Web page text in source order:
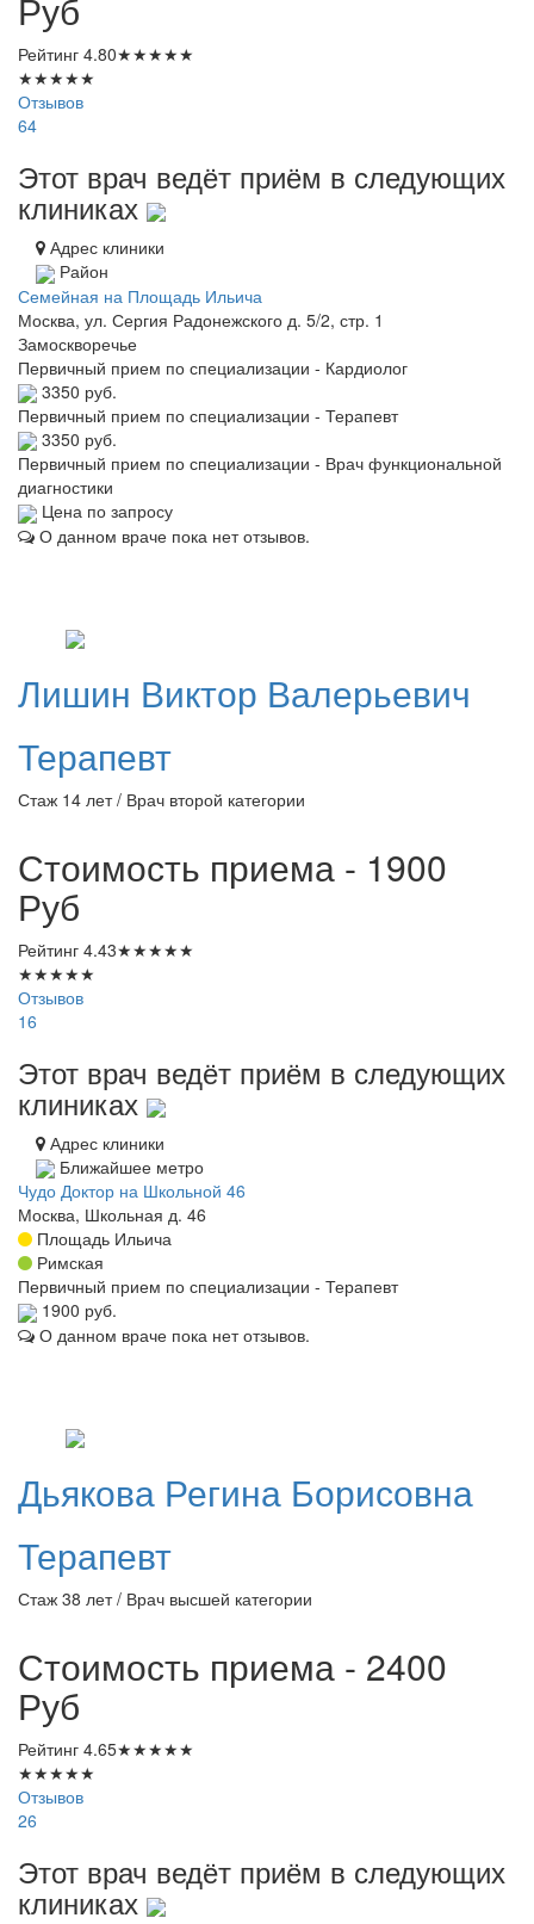
Руб
Рейтинг 4.80★★★★★
★★★★★
Отзывов
64
Этот врач ведёт приём в следующих
клиниках
Адрес клиники
Район
Семейная на Площадь Ильича
Москва, ул. Сергия Радонежского д. 5/2, стр. 1
Замоскворечье
Первичный прием по специализации - Кардиолог
3350 руб.
Первичный прием по специализации - Терапевт
3350 руб.
Первичный прием по специализации - Врач функциональной
диагностики
Цена по запросу
О данном враче пока нет отзывов.
Лишин Виктор Валерьевич
Терапевт
Стаж 14 лет / Врач второй категории
Стоимость приема - 1900
Руб
Рейтинг 4.43★★★★★
★★★★★
Отзывов
16
Этот врач ведёт приём в следующих
клиниках
Адрес клиники
Ближайшее метро
Чудо Доктор на Школьной 46
Москва, Школьная д. 46
Площадь Ильича
Римская
Первичный прием по специализации - Терапевт
1900 руб.
О данном враче пока нет отзывов.
Дьякова Регина Борисовна
Терапевт
Стаж 38 лет / Врач высшей категории
Стоимость приема - 2400
Руб
Рейтинг 4.65★★★★★
★★★★★
Отзывов
26
Этот врач ведёт приём в следующих
клиниках